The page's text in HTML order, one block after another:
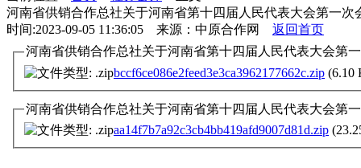
河南省供销合作总社关于河南省第十四届人民代表大会第一次
时间:2023-09-05 11:36:05 来源：中原合作网 返回首页
河南省供销合作总社关于河南省第十四届人民代表大会第
bccf6ce086e2feed3e3ca3962177662c.zip (6.10
河南省供销合作总社关于河南省第十四届人民代表大会第
aa14f7b7a92c3cb4bb419afd9007d81d.zip